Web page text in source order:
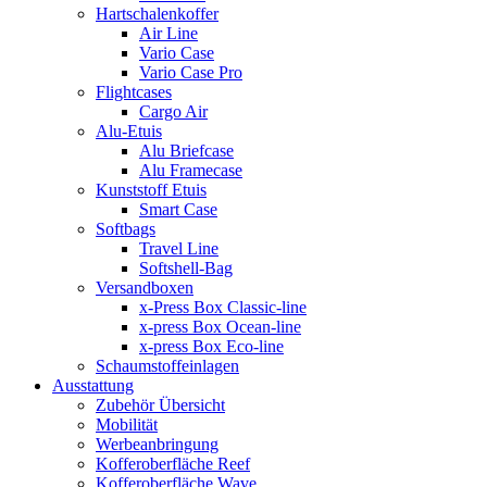
Hartschalenkoffer
Air Line
Vario Case
Vario Case Pro
Flightcases
Cargo Air
Alu-Etuis
Alu Briefcase
Alu Framecase
Kunststoff Etuis
Smart Case
Softbags
Travel Line
Softshell-Bag
Versandboxen
x-Press Box Classic-line
x-press Box Ocean-line
x-press Box Eco-line
Schaumstoffeinlagen
Ausstattung
Zubehör Übersicht
Mobilität
Werbeanbringung
Kofferoberfläche Reef
Kofferoberfläche Wave